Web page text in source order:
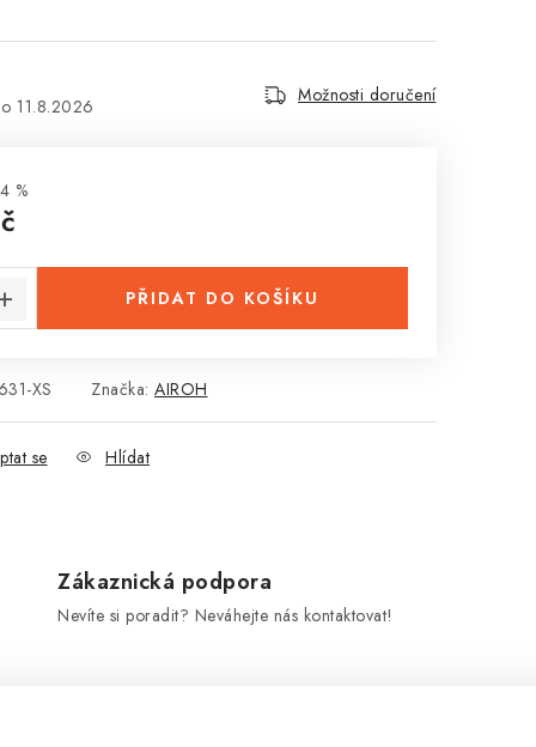
11.8.2026 Možnosti doručení
%
PŘIDAT DO KOŠÍKU
XS Značka: AIROH
se Hlídat
Zákaznická podpora
Nevíte si poradit? Neváhejte nás kontaktovat!